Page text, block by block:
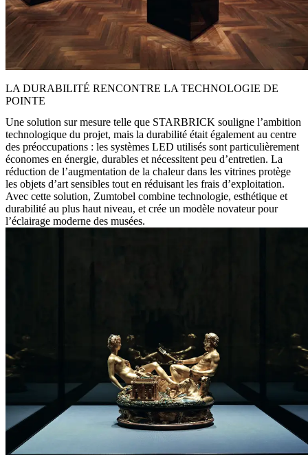
LA DURABILITÉ RENCONTRE LA TECHNOLOGIE DE
POINTE
Une solution sur mesure telle que STARBRICK souligne l’ambition
technologique du projet, mais la durabilité était également au centre
des préoccupations : les systèmes LED utilisés sont particulièrement
économes en énergie, durables et nécessitent peu d’entretien. La
réduction de l’augmentation de la chaleur dans les vitrines protège
les objets d’art sensibles tout en réduisant les frais d’exploitation.
Avec cette solution, Zumtobel combine technologie, esthétique et
durabilité au plus haut niveau, et crée un modèle novateur pour
l’éclairage moderne des musées.